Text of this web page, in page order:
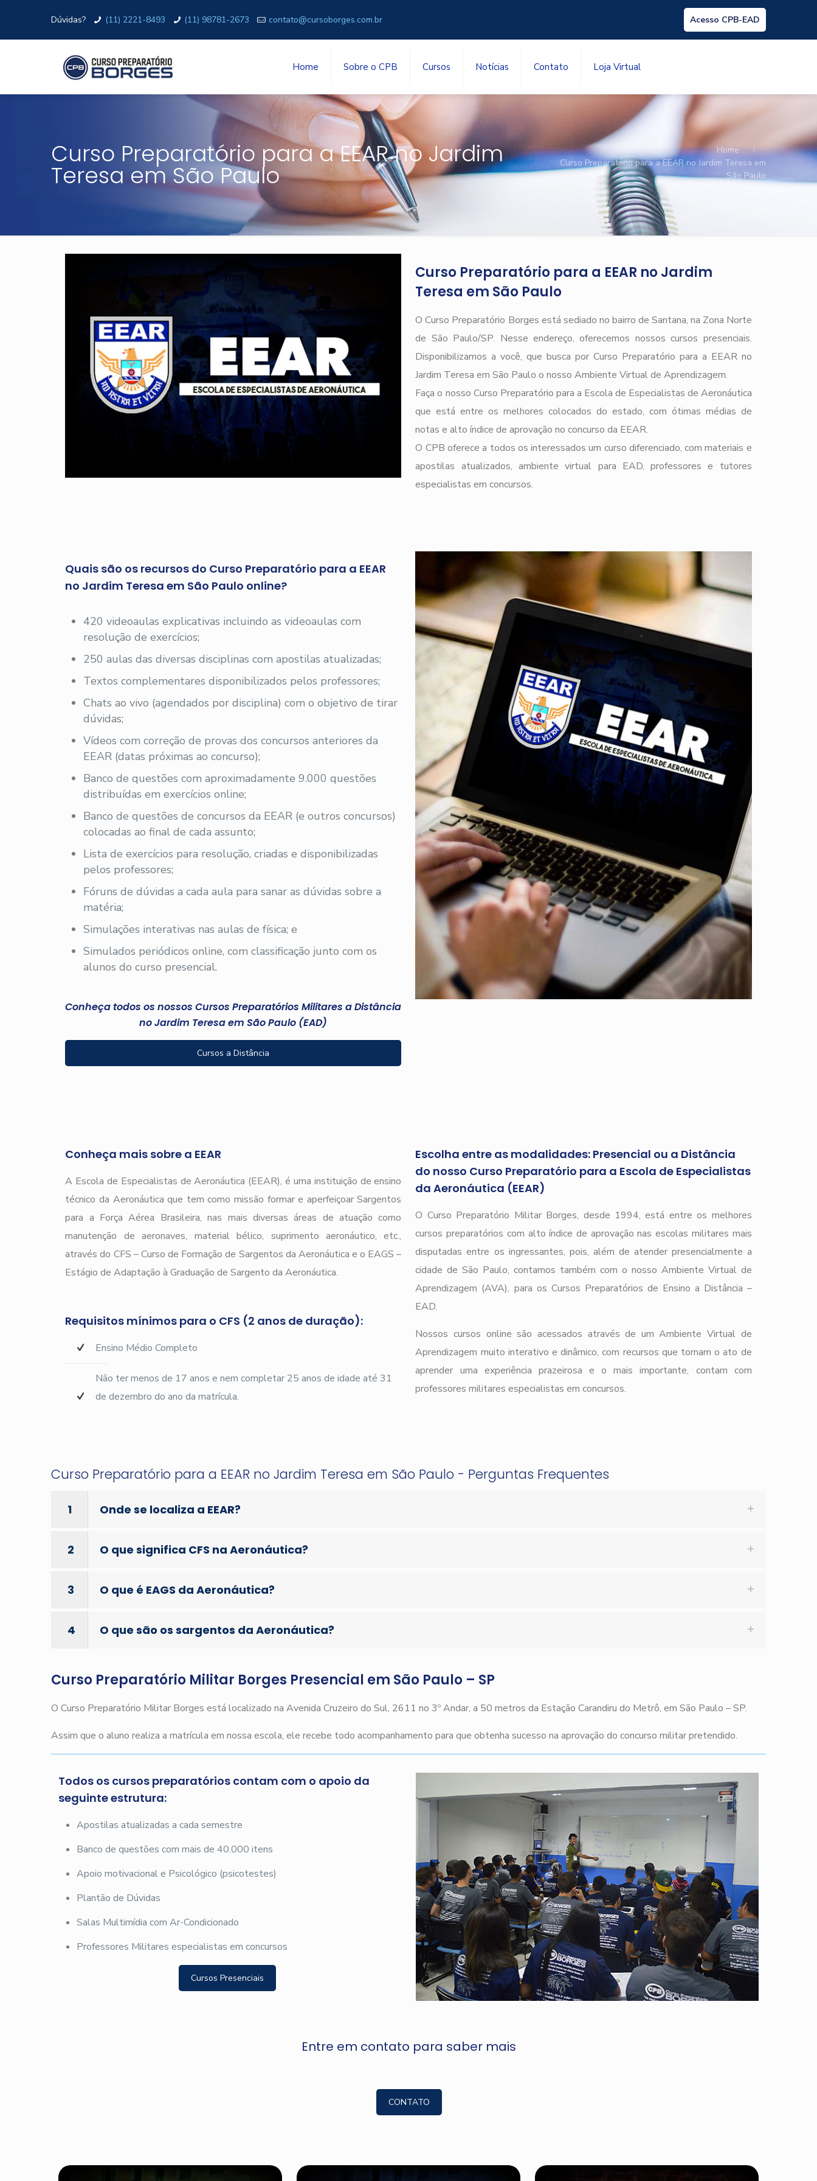
Dúvidas? (11) 2221-8493 (11) 98781-2673 contato@cursoborges.com.br Acesso CPB-EAD
Home Sobre o CPB Cursos Notícias Contato Loja Virtual
Curso Preparatório para a EEAR no Jardim
Teresa em São Paulo
Home
Curso Preparatório para a EEAR no Jardim Teresa em
São Paulo
Curso Preparatório para a EEAR no Jardim
Teresa em São Paulo
O Curso Preparatório Borges está sediado no bairro de Santana, na Zona Norte
de São Paulo/SP. Nesse endereço, oferecemos nossos cursos presenciais.
Disponibilizamos a você, que busca por Curso Preparatório para a EEAR no
Jardim Teresa em São Paulo o nosso Ambiente Virtual de Aprendizagem.
Faça o nosso Curso Preparatório para a Escola de Especialistas de Aeronáutica
que está entre os melhores colocados do estado, com ótimas médias de
notas e alto índice de aprovação no concurso da EEAR.
O CPB oferece a todos os interessados um curso diferenciado, com materiais e
apostilas atualizados, ambiente virtual para EAD, professores e tutores
especialistas em concursos.
Quais são os recursos do Curso Preparatório para a EEAR
no Jardim Teresa em São Paulo online?
420 videoaulas explicativas incluindo as videoaulas com
resolução de exercícios;
250 aulas das diversas disciplinas com apostilas atualizadas;
Textos complementares disponibilizados pelos professores;
Chats ao vivo (agendados por disciplina) com o objetivo de tirar
dúvidas;
Vídeos com correção de provas dos concursos anteriores da
EEAR (datas próximas ao concurso);
Banco de questões com aproximadamente 9.000 questões
distribuídas em exercícios online;
Banco de questões de concursos da EEAR (e outros concursos)
colocadas ao final de cada assunto;
Lista de exercícios para resolução, criadas e disponibilizadas
pelos professores;
Fóruns de dúvidas a cada aula para sanar as dúvidas sobre a
matéria;
Simulações interativas nas aulas de física; e
Simulados periódicos online, com classificação junto com os
alunos do curso presencial.
Conheça todos os nossos Cursos Preparatórios Militares a Distância
no Jardim Teresa em São Paulo (EAD)
Cursos a Distância
Conheça mais sobre a EEAR
A Escola de Especialistas de Aeronáutica (EEAR), é uma instituição de ensino
técnico da Aeronáutica que tem como missão formar e aperfeiçoar Sargentos
para a Força Aérea Brasileira, nas mais diversas áreas de atuação como
manutenção de aeronaves, material bélico, suprimento aeronáutico, etc.,
através do CFS – Curso de Formação de Sargentos da Aeronáutica e o EAGS –
Estágio de Adaptação à Graduação de Sargento da Aeronáutica.
Requisitos mínimos para o CFS (2 anos de duração):
Ensino Médio Completo
Não ter menos de 17 anos e nem completar 25 anos de idade até 31
de dezembro do ano da matrícula.
Escolha entre as modalidades: Presencial ou a Distância
do nosso Curso Preparatório para a Escola de Especialistas
da Aeronáutica (EEAR)
O Curso Preparatório Militar Borges, desde 1994, está entre os melhores
cursos preparatórios com alto índice de aprovação nas escolas militares mais
disputadas entre os ingressantes, pois, além de atender presencialmente a
cidade de São Paulo, contamos também com o nosso Ambiente Virtual de
Aprendizagem (AVA), para os Cursos Preparatórios de Ensino a Distância –
EAD.
Nossos cursos online são acessados através de um Ambiente Virtual de
Aprendizagem muito interativo e dinâmico, com recursos que tornam o ato de
aprender uma experiência prazeirosa e o mais importante, contam com
professores militares especialistas em concursos.
Curso Preparatório para a EEAR no Jardim Teresa em São Paulo - Perguntas Frequentes
1 Onde se localiza a EEAR?
2 O que significa CFS na Aeronáutica?
3 O que é EAGS da Aeronáutica?
4 O que são os sargentos da Aeronáutica?
Curso Preparatório Militar Borges Presencial em São Paulo – SP
O Curso Preparatório Militar Borges está localizado na Avenida Cruzeiro do Sul, 2611 no 3º Andar, a 50 metros da Estação Carandiru do Metrô, em São Paulo – SP.
Assim que o aluno realiza a matrícula em nossa escola, ele recebe todo acompanhamento para que obtenha sucesso na aprovação do concurso militar pretendido.
Todos os cursos preparatórios contam com o apoio da
seguinte estrutura:
Apostilas atualizadas a cada semestre
Banco de questões com mais de 40.000 itens
Apoio motivacional e Psicológico (psicotestes)
Plantão de Dúvidas
Salas Multimídia com Ar-Condicionado
Professores Militares especialistas em concursos
Cursos Presenciais
Entre em contato para saber mais
CONTATO